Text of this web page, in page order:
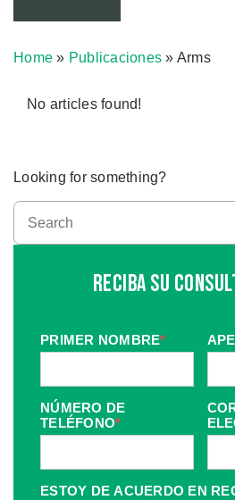
Home » Publicaciones » Arms
No articles found!
Looking for something?
Reciba Su
PRIMER NOMBRE*
NÚMERO DE
TELÉFONO*
ESTOY DE ACUERDO EN